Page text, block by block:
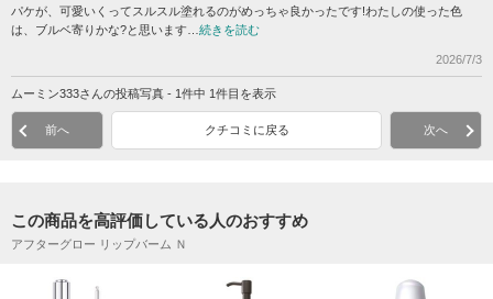
パケが、可愛いくってスルスル塗れるのがめっちゃ良かったです!わたしの使った色
は、ブルベ寄りかな?と思います… 続きを読む
2026/7/3
ムーミン333さんの投稿写真 - 1件中 1件目を表示
前へ クチコミに戻る 次へ
この商品を高評価している人のおすすめ
アフターグロー リップバーム Ｎ